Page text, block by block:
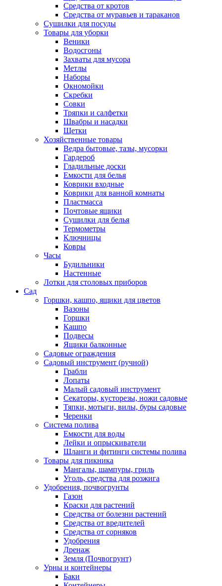
Средства от кротов
Средства от муравьев и тараканов
Сушилки для посуды
Товары для уборки
Веники
Водосгоны
Захваты для мусора
Метлы
Наборы
Окномойки
Скребки
Совки
Тряпки и салфетки
Швабры и насадки
Щетки
Хозяйственные товары
Ведра бытовые, тазы, мусорки
Гардероб
Гладильные доски
Емкости для белья
Коврики входные
Коврики для ванной комнаты
Пластмасса
Почтовые ящики
Сушилки для белья
Термометры
Ключницы
Ковры
Часы
Будильники
Настенные
Лотки для столовых приборов
Сад
Горшки, кашпо, ящики для цветов
Вазоны
Горшки
Кашпо
Подвесы
Ящики балконные
Садовые ограждения
Садовый инструмент (ручной)
Грабли
Лопаты
Малый садовый инструмент
Секаторы, кусторезы, ножи садовые
Тяпки, мотыги, вилы, буры садовые
Черенки
Система полива
Емкости для воды
Лейки и опрыскиватели
Шланги и фитинги системы полива
Товары для пикника
Мангалы, шампуры, гриль
Уголь, средства для розжига
Удобрения, почвогрунты
Газон
Краски для растений
Средства от болезни растений
Средства от вредителей
Средства от сорняков
Удобрения
Дренаж
Земля (Почвогрунт)
Урны и контейнеры
Баки